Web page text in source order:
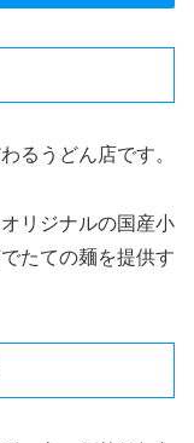
るうどん店です。
リジナルの国産小
たての麺を提供す